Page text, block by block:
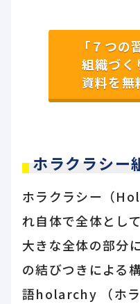
「７つ
組織づく
資料を無
ホラクラシー
ホラクラシー（
れ自体で全体とし
大きな全体の部分
の結びつきによる
語holarchy （ホラ